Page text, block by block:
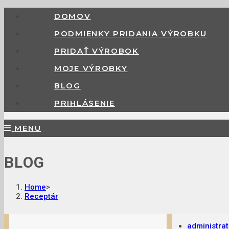
DOMOV
PODMIENKY PRIDANIA VÝROBKU
PRIDAŤ VÝROBOK
MOJE VÝROBKY
BLOG
PRIHLÁSENIE
MENU
BLOG
Home>
Receptár